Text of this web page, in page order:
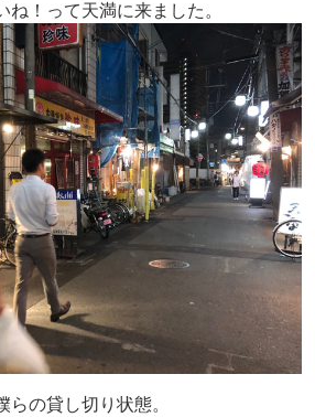
ね！って天満に来ました。
らの貸し切り状態。